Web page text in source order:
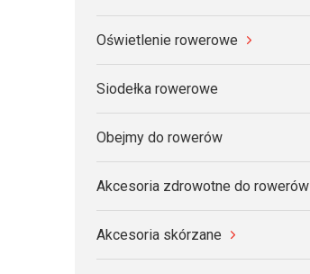
Oświetlenie rowerowe
Siodełka rowerowe
Obejmy do rowerów
Akcesoria zdrowotne do rowerów
Akcesoria skórzane